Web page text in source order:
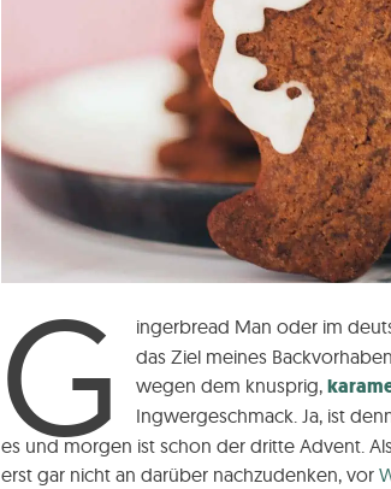
G ingerbread Man oder im
das Ziel meines
wegen dem knusprig,
Ingwergeschmack. Ja, ist
es und morgen ist schon der dritte Advent.
erst gar nicht an darüber nachzudenken, vor